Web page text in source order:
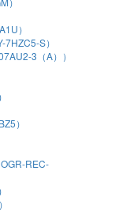
）
S）
3（A））
）
REC-